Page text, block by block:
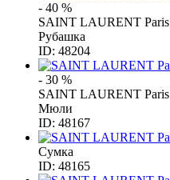
- 40 %
SAINT LAURENT Paris
Рубашка
ID: 48204
- 30 %
SAINT LAURENT Paris
Мюли
ID: 48167
Сумка
ID: 48165